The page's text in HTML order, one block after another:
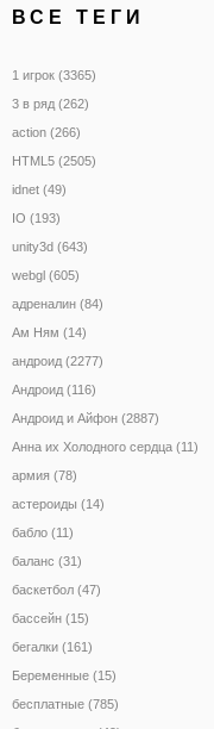
ВСЕ ТЕГИ
1 игрок (3365)
3 в ряд (262)
action (266)
HTML5 (2505)
idnet (49)
IO (193)
unity3d (643)
webgl (605)
адреналин (84)
Ам Ням (14)
андроид (2277)
Андроид (116)
Андроид и Айфон (2887)
Анна их Холодного сердца (11)
армия (78)
астероиды (14)
бабло (11)
баланс (31)
баскетбол (47)
бассейн (15)
бегалки (161)
Беременные (15)
бесплатные (785)